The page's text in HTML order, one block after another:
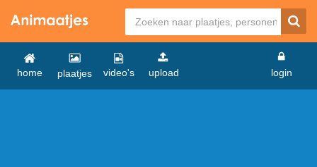
home plaatjes video's upload login